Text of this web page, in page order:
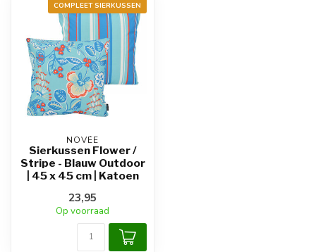
COMPLEET SIERKUSSEN
NOVÉE
Sierkussen Flower /
Stripe - Blauw Outdoor
| 45 x 45 cm | Katoen
23,95
Op voorraad